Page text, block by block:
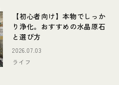
【初心者向け】本物でしっか
り浄化。おすすめの水晶原石
と選び方
2026.07.03
ライフ